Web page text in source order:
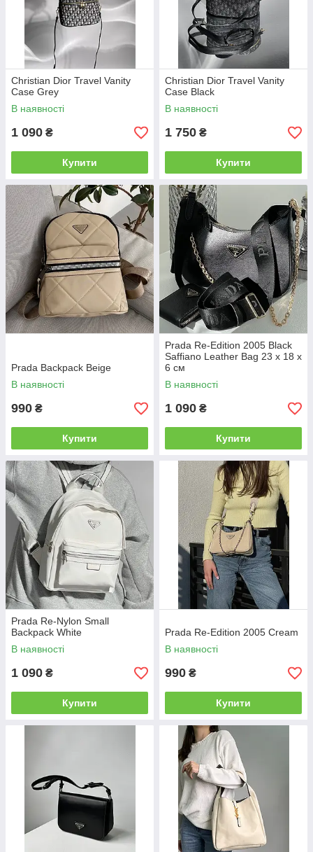
Christian Dior Travel Vanity
Case Grey
В наявності
1 090 ₴
Купити
Christian Dior Travel Vanity
Case Black
В наявності
1 750 ₴
Купити
Prada Backpack Beige
В наявності
990 ₴
Купити
Prada Re-Edition 2005 Black
Saffiano Leather Bag 23 х 18 х
6 см
В наявності
1 090 ₴
Купити
Prada Re-Nylon Small
Backpack White
В наявності
1 090 ₴
Купити
Prada Re-Edition 2005 Cream
В наявності
990 ₴
Купити